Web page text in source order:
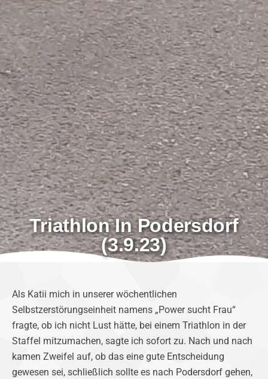
Triathlon In Podersdorf
(3.9.23)
Als Katii mich in unserer wöchentlichen
Selbstzerstörungseinheit namens „Power sucht Frau“
fragte, ob ich nicht Lust hätte, bei einem Triathlon in der
Staffel mitzumachen, sagte ich sofort zu. Nach und nach
kamen Zweifel auf, ob das eine gute Entscheidung
gewesen sei, schließlich sollte es nach Podersdorf gehen,